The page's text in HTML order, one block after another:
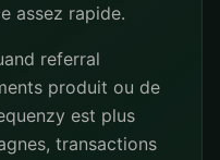
assez rapide.
referral
produit ou de
est plus
transactions